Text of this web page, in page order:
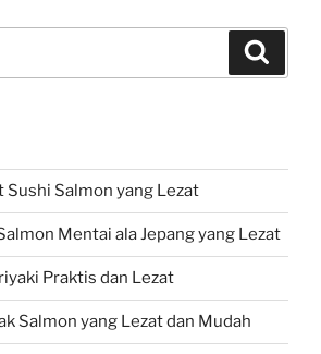
Sushi Salmon yang Lezat
Mentai ala Jepang yang Lezat
Praktis dan Lezat
Salmon yang Lezat dan Mudah